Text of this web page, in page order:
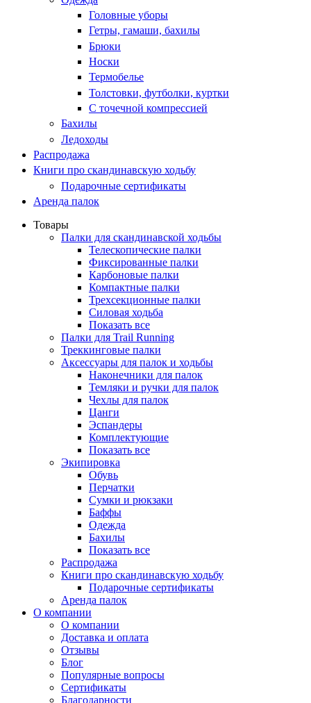
Головные уборы
Гетры, гамаши, бахилы
Брюки
Носки
Термобелье
Толстовки, футболки, куртки
С точечной компрессией
Бахилы
Ледоходы
Распродажа
Книги про скандинавскую ходьбу
Подарочные сертификаты
Аренда палок
Товары
Палки для скандинавской ходьбы
Телескопические палки
Фиксированные палки
Карбоновые палки
Компактные палки
Трехсекционные палки
Силовая ходьба
Показать все
Палки для Trail Running
Треккинговые палки
Аксессуары для палок и ходьбы
Наконечники для палок
Темляки и ручки для палок
Чехлы для палок
Цанги
Эспандеры
Комплектующие
Показать все
Экипировка
Обувь
Перчатки
Сумки и рюкзаки
Баффы
Одежда
Бахилы
Показать все
Распродажа
Книги про скандинавскую ходьбу
Подарочные сертификаты
Аренда палок
О компании
О компании
Доставка и оплата
Отзывы
Блог
Популярные вопросы
Сертификаты
Благодарности